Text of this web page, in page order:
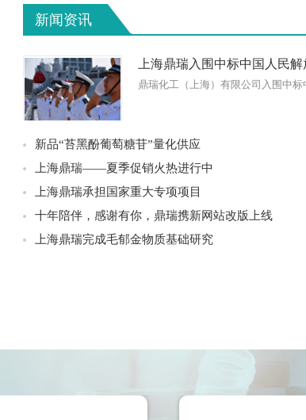
新闻资讯
上海鼎瑞入围中标中国人民
鼎瑞化工（上海）有限公司入围中
新品“苔黑酚葡萄糖苷”量化供应
上海鼎瑞——夏季促销火热进行中
上海鼎瑞承担国家重大专项项目
十年陪伴，感谢有你，鼎瑞携新网站改版上线
上海鼎瑞完成毛郁金物质基础研究